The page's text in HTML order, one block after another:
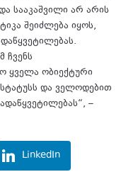
სააკაშვილი არ არის
შეიძლება იყოს,
ჩვენს
ყველა ობიექტური
და ველოდებით
–
LinkedIn